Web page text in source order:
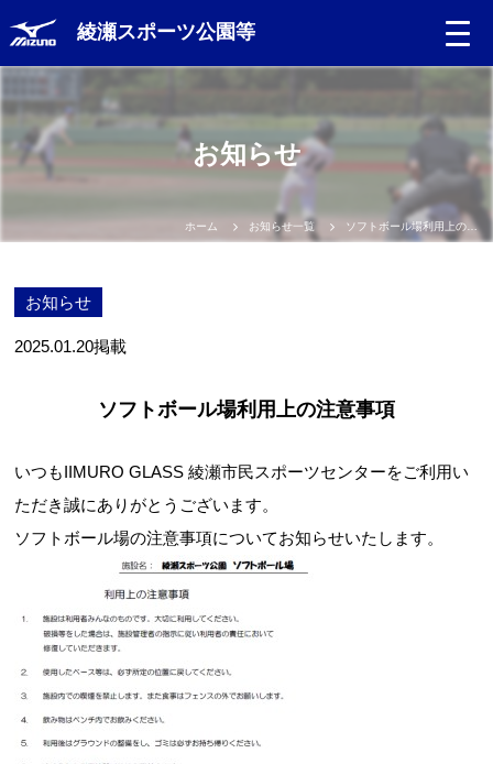
綾瀬スポーツ公園等
Language
日本語
English
お問合せフォーム
綾瀬市 公共施設予約システム
文字サイズ 標準
お知らせ
ホーム お知らせ一覧 ソフトボール場利用上の注意事項
お知らせ
2025.01.20掲載
ソフトボール場利用上の注意事項
いつもIIMURO GLASS 綾瀬市民スポーツセンターをご利用い
ただき誠にありがとうございます。
ソフトボール場の注意事項についてお知らせいたします。